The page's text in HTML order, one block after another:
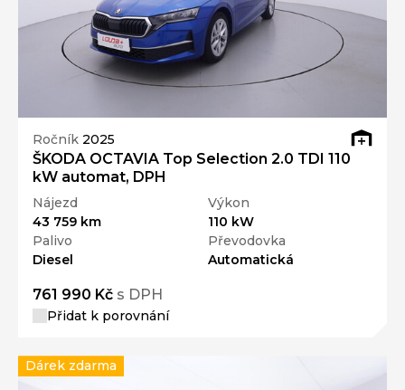
Ročník 2025
ŠKODA OCTAVIA Top Selection 2.0 TDI 110
kW automat, DPH
Nájezd
43 759 km
Výkon
110 kW
Palivo
Diesel
Převodovka
Automatická
761 990 Kč s DPH
Přidat k porovnání
Dárek zdarma